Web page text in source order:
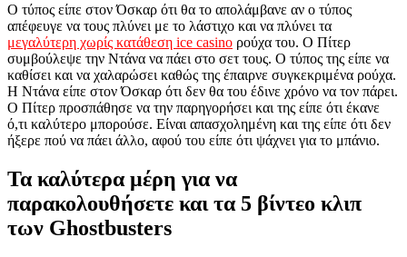
Ο τύπος είπε στον Όσκαρ ότι θα το απολάμβανε αν ο τύπος
απέφευγε να τους πλύνει με το λάστιχο και να πλύνει τα
μεγαλύτερη χωρίς κατάθεση ice casino ρούχα του. Ο Πίτερ
συμβούλεψε την Ντάνα να πάει στο σετ τους. Ο τύπος της είπε να
καθίσει και να χαλαρώσει καθώς της έπαιρνε συγκεκριμένα ρούχα.
Η Ντάνα είπε στον Όσκαρ ότι δεν θα του έδινε χρόνο να τον πάρει.
Ο Πίτερ προσπάθησε να την παρηγορήσει και της είπε ότι έκανε
ό,τι καλύτερο μπορούσε. Είναι απασχολημένη και της είπε ότι δεν
ήξερε πού να πάει άλλο, αφού του είπε ότι ψάχνει για το μπάνιο.
Τα καλύτερα μέρη για να
παρακολουθήσετε και τα 5 βίντεο κλιπ
των Ghostbusters